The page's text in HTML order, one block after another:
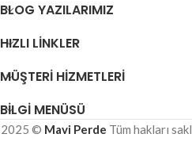
BLOG YAZILARIMIZ
HIZLI LINKLER
MÜŞTERI HIZMETLERI
BILGI MENÜSÜ
2025 © Mavi Perde Tüm hakları